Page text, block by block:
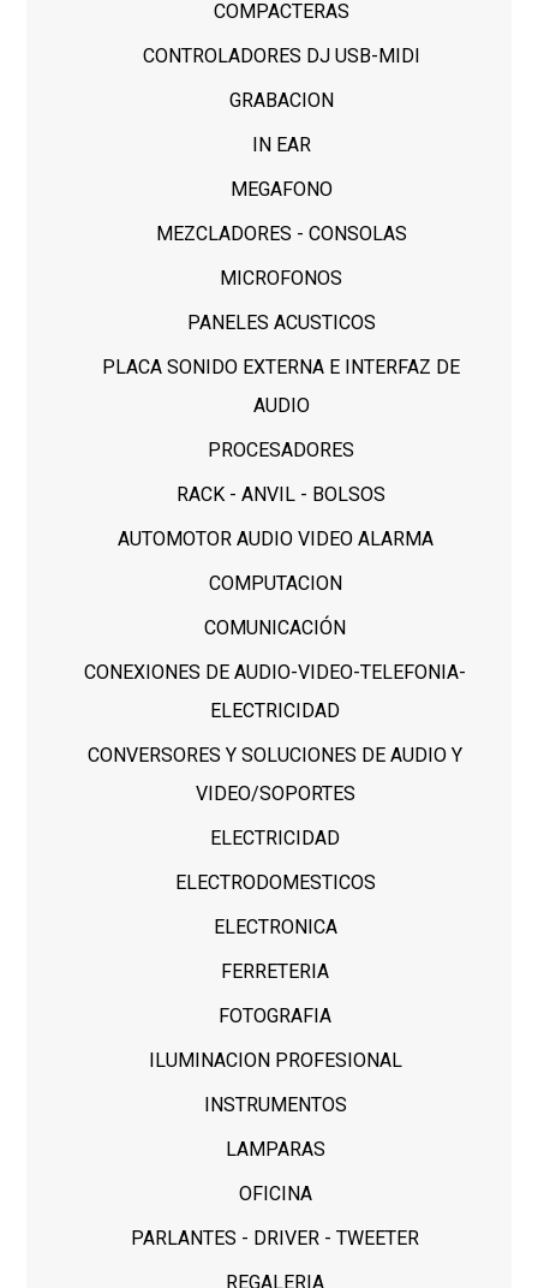
COMPACTERAS
CONTROLADORES DJ USB-MIDI
GRABACION
IN EAR
MEGAFONO
MEZCLADORES - CONSOLAS
MICROFONOS
PANELES ACUSTICOS
PLACA SONIDO EXTERNA E INTERFAZ DE
AUDIO
PROCESADORES
RACK - ANVIL - BOLSOS
AUTOMOTOR AUDIO VIDEO ALARMA
COMPUTACION
COMUNICACIÓN
CONEXIONES DE AUDIO-VIDEO-TELEFONIA-
ELECTRICIDAD
CONVERSORES Y SOLUCIONES DE AUDIO Y
VIDEO/SOPORTES
ELECTRICIDAD
ELECTRODOMESTICOS
ELECTRONICA
FERRETERIA
FOTOGRAFIA
ILUMINACION PROFESIONAL
INSTRUMENTOS
LAMPARAS
OFICINA
PARLANTES - DRIVER - TWEETER
REGALERIA